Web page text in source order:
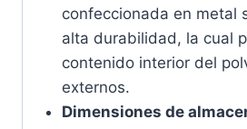
confeccionada en metal
alta durabilidad, la cual
contenido interior del
externos.
Dimensiones de